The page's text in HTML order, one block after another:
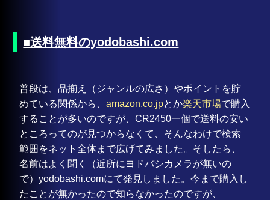
■送料無料のyodobashi.com
普段は、品揃え（ジャンルの広さ）やポイントを貯
めている関係から、amazon.co.jpとか楽天市場で購入
することが多いのですが、CR2450一個で送料の安い
ところってのが見つからなくて、そんなわけで検索
範囲をネット全体まで広げてみました。そしたら、
名前はよく聞く（近所にヨドバシカメラが無いの
で）yodobashi.comにて発見しました。今まで購入し
たことが無かったので知らなかったのですが、